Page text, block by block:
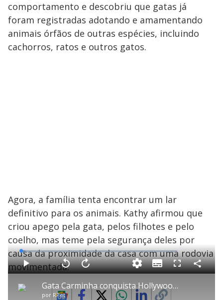
comportamento e descobriu que gatas já
foram registradas adotando e amamentando
animais órfãos de outras espécies, incluindo
cachorros, ratos e outros gatos.
Agora, a família tenta encontrar um lar
definitivo para os animais. Kathy afirmou que
criou apego pela gata, pelos filhotes e pelo
coelho, mas teme pela segurança deles por
causa da proximidade da casa com uma rodovia
movimentada.
P Gata Carminha conquista Hollywood no filme 'O Agente Secreto'
por RPet
P V
t
a
r
A
n
ç
a
L
o
a
d
e
:
2
.
S
u
b
i
t
l
F
l
C
o